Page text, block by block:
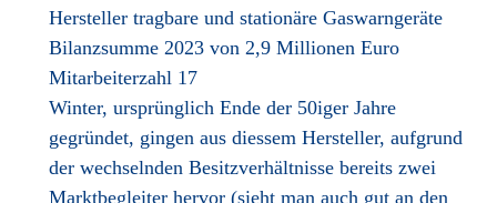
Hersteller tragbare und stationäre Gaswarngeräte
Bilanzsumme 2023 von 2,9 Millionen Euro
Mitarbeiterzahl 17
Winter, ursprünglich Ende der 50iger Jahre
gegründet, gingen aus diessem Hersteller, aufgrund
der wechselnden Besitzverhältnisse bereits zwei
Marktbegleiter hervor (sieht man auch gut an den